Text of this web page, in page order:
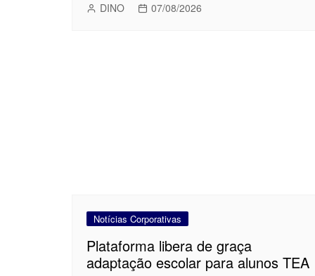
DINO 07/08/2026
Notícias Corporativas
Plataforma libera de graça
adaptação escolar para alunos TEA